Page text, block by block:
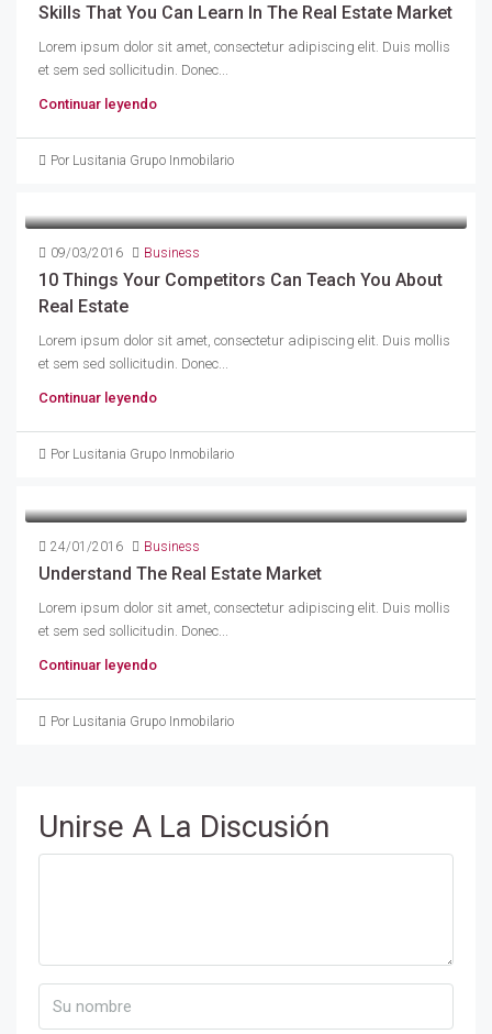
Skills That You Can Learn In The Real Estate Market
Lorem ipsum dolor sit amet, consectetur adipiscing elit. Duis mollis
et sem sed sollicitudin. Donec...
Continuar leyendo
Por Lusitania Grupo Inmobilario
09/03/2016 Business
10 Things Your Competitors Can Teach You About
Real Estate
Lorem ipsum dolor sit amet, consectetur adipiscing elit. Duis mollis
et sem sed sollicitudin. Donec...
Continuar leyendo
Por Lusitania Grupo Inmobilario
24/01/2016 Business
Understand The Real Estate Market
Lorem ipsum dolor sit amet, consectetur adipiscing elit. Duis mollis
et sem sed sollicitudin. Donec...
Continuar leyendo
Por Lusitania Grupo Inmobilario
Unirse A La Discusión